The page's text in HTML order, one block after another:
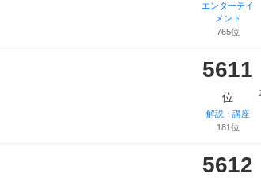
エンターテイ
メント
765位
5611
位
解説・講座
181位
5612